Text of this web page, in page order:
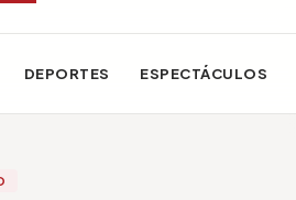
DEPORTES ESPECTÁCULOS